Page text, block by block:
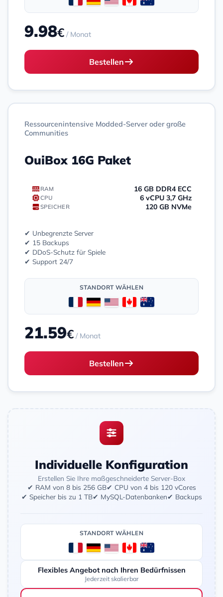
9.98€ / Monat
Bestellen
Ressourcenintensive Modded-Server oder große
Communities
OuiBox 16G Paket
RAM 16 GB DDR4 ECC
CPU 6 vCPU 3,7 GHz
SPEICHER 120 GB NVMe
✔ Unbegrenzte Server
✔ 15 Backups
✔ DDoS-Schutz für Spiele
✔ Support 24/7
STANDORT WÄHLEN
21.59€ / Monat
Bestellen
Individuelle Konfiguration
Erstellen Sie Ihre maßgeschneiderte Server-Box
✔ RAM von 8 bis 256 GB✔ CPU von 4 bis 120 vCores
✔ Speicher bis zu 1 TB✔ MySQL-Datenbanken✔ Backups
STANDORT WÄHLEN
Flexibles Angebot nach Ihren Bedürfnissen
Jederzeit skalierbar